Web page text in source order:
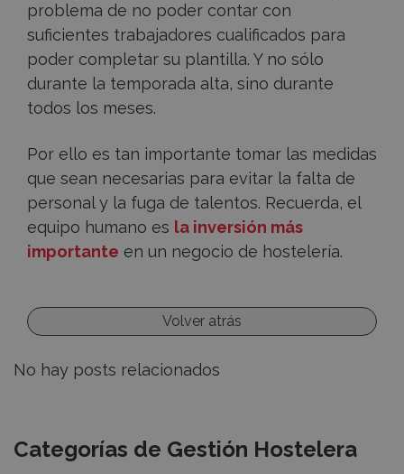
problema de no poder contar con
suficientes trabajadores cualificados para
poder completar su plantilla. Y no sólo
durante la temporada alta, sino durante
todos los meses.
Por ello es tan importante tomar las medidas
que sean necesarias para evitar la falta de
personal y la fuga de talentos. Recuerda, el
equipo humano es la inversión más
importante en un negocio de hostelería.
Volver atrás
No hay posts relacionados
Recursos
Categorías de Gestión Hostelera